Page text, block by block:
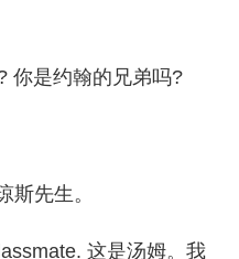
是约翰的兄弟吗?
先生。
这是汤姆。我